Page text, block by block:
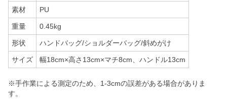
素材 PU
重量 0.45kg
形状 ハンドバッグ/ショルダーバッグ/斜めがけ
サイズ 幅18cm×高さ13cm×マチ8cm、ハンドル13cm
※手作業による測定のため、1-3cmの誤差がある場合がありま
す。